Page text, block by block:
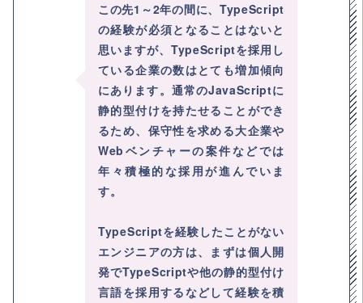
この先1～2年の間に、TypeScript
の経験が必須となることはないと
思いますが、TypeScriptを採用し
ている企業の数はとても増加傾向
にあります。通常のJavaScriptに
静的型付けを持たせることができ
るため、保守性を求める大企業や
Webベンチャーの案件などでは
年々積極的な採用が進んでいま
す。
TypeScriptを経験したことがない
エンジニアの方は、まずは個人開
発でTypeScriptや他の静的型付け
言語を採用するなどして経験を積